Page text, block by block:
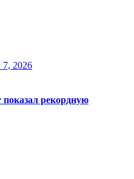
7, 2026
показал рекордную